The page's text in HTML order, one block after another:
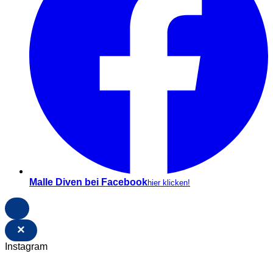
Malle Diven bei Facebookhier klicken!
×
Instagram